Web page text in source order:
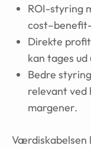
ROI-styring
Direkte
kan tages ud
Bedre
relevant ved
margener.
Værdiskabelsen